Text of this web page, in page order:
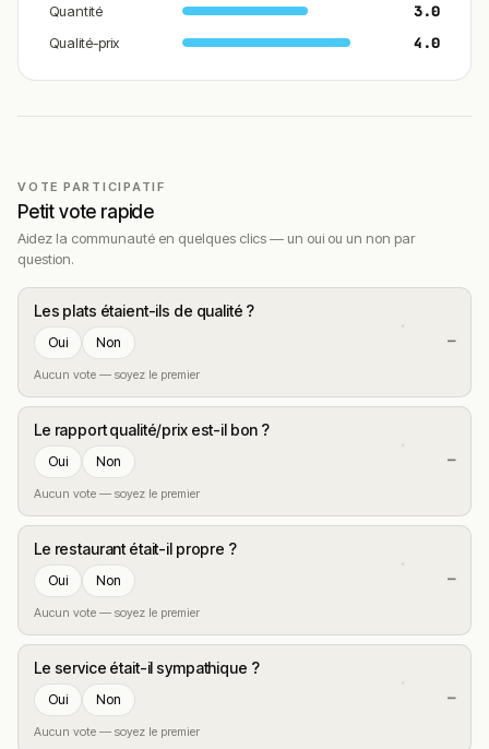
Quantité 3.0
Qualité-prix 4.0
VOTE PARTICIPATIF
Petit vote rapide
Aidez la communauté en quelques clics — un oui ou un non par
question.
Les plats étaient-ils de qualité ?
Oui Non
Aucun vote — soyez le premier
—
Le rapport qualité/prix est-il bon ?
Oui Non
Aucun vote — soyez le premier
—
Le restaurant était-il propre ?
Oui Non
Aucun vote — soyez le premier
—
Le service était-il sympathique ?
Oui Non
Aucun vote — soyez le premier
—